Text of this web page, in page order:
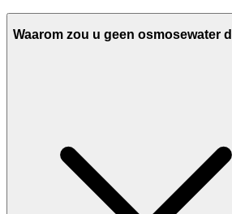
Waarom zou u geen osmosewater